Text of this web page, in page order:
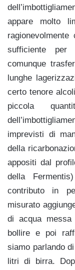
appare molto
sufficiente per
comunque
lunghe
certo tenore
piccola
imprevisti di
della
appositi dal
della
contributo in
misurato
di acqua
bollire e poi
siamo parlando
litri di birra.